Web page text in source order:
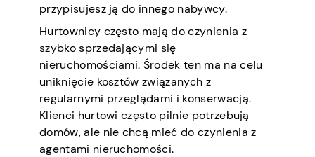
przypisujesz ją do innego nabywcy.
Hurtownicy często mają do czynienia z
szybko sprzedającymi się
nieruchomościami. Środek ten ma na celu
uniknięcie kosztów związanych z
regularnymi przeglądami i konserwacją.
Klienci hurtowi często pilnie potrzebują
domów, ale nie chcą mieć do czynienia z
agentami nieruchomości.